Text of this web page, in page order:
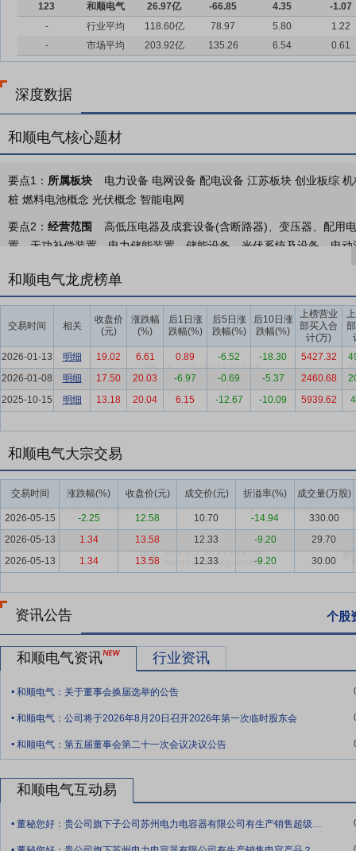
123
和顺电气 26.97亿 -66.85 4.35
-1.07
-
行业平均 118.60亿 78.97 5.80
1.22
-
市场平均 203.92亿 135.26 6.54 0.61
深度数据
和顺电气核心题材
要点1： 所属板块
电力设备 电网设备 配电设备 江苏板块 创业板综
桩 燃料电池概念 光伏概念 智能电网
要点2： 经营范围
高低压电器及成套设备(含断路器)、变压器、配用
置、无功补偿装置、电力储能装置、储能设备、光伏系统及设备、电
造;微特电机及组件销售;技术服务、技术开发、技术咨询、技术交流
活动)
要点3： 电力成套设备业务
公司自成立以来一直致力于电力成套设备
要产品为高低压电器及成套设备、电工器材、电力滤波装置、无功补
设备及配电系统解决方案。随着智能电网建设需求快速增长，公司进
网的可靠水平、智能水平及环保水平。
要点4：新能源储充装置业务
报告期内，公司积极开展移动储能综合
体，是国际领先的可移动式综合储能解决方案。它具备快速部署、灵
盖、电网薄弱的钻井、压裂、采油等偏远作业场景，本系统可全面替
直接降低运营成本，实现环保与经济效益的双重提升。依托模块化架
功率不间断供电，同时配套智慧运维管控体系，实现设备全生命周期
电等场景中发挥重要作用。
要点5：新能源光伏发电及EPC工程总承包业务
随着新能源产业发
（EPC）等业务,并于2018年启动投资建设运营光伏发电项目，重点
8,250亿元，创历史新高。相对于2024年实际完成投资7,822亿元相比
要点7：新能源储充装置行业
储能系统是电力系统中的重要组成部分
多余的能量，在需求高峰期释放出来以平衡供需关系，提高电力系统
碳排放。近年来，为贯彻双碳战略，国家政策对储能行业给予重点支
水蓄能技术，在响应速度等多项性能参数上更具优势。电化学储能已
储能是电力系统中的关键一环，可以应用在“发、输、配、用”任意一
时可缓解企业和用户用电压力，促进电网的升级扩容；在用电环节，
要点8：新能源光伏发电行业
三角地区建筑光伏一体化新增装机占比达35%。电价市场化改革倒逼
向“技术+服务”竞争新阶段转型。
和顺电气龙虎榜单
交易时间 相关
收盘价
(元)
涨跌幅
(%)
后1日涨
跌幅(%)
后5日涨
跌幅(%)
后10日涨
跌幅(%)
上榜营业
部买入合
计(万)
2026-01-13
明细 19.02 6.61 0.89 -6.52 -18.30 5427.32
2026-01-08
明细 17.50 20.03 -6.97 -0.69 -5.37 2460.68
2025-10-15
明细 13.18 20.04 6.15 -12.67 -10.09 5939.62
和顺电气大宗交易
交易时间 涨跌幅(%) 收盘价(元) 成交价(元) 折溢率(%) 成交量(万股)
2026-05-15 -2.25 12.58 10.70 -14.94
330.00
2026-05-13
1.34 13.58 12.33 -9.20
29.70
2026-05-13
1.34 13.58 12.33 -9.20 30.00
资讯公告 个股
和顺电气资讯 行业资讯
. 和顺电气：关于董事会换届选举的公告
. 和顺电气：公司将于2026年8月20日召开2026年第一次临时股东会
. 和顺电气：第五届董事会第二十一次会议决议公告
和顺电气互动易
. 董秘您好：贵公司旗下子公司苏州电力电容器有限公司有生产销售超级电容产品？
.